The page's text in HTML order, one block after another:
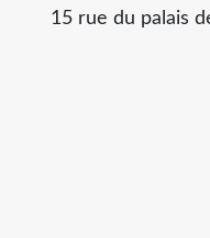
15 rue du palais